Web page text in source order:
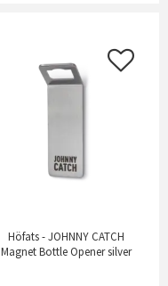
Höfats - JOHNNY CATCH
Magnet Bottle Opener silver